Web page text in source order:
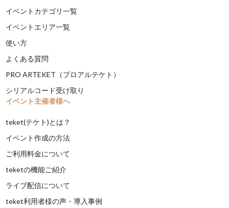
イベントカテゴリ一覧
イベントエリア一覧
使い方
よくある質問
PRO ARTEKET（プロアルテケト）
シリアルコード受け取り
イベント主催者様へ
teket(テケト)とは？
イベント作成の方法
ご利用料金について
teketの機能ご紹介
ライブ配信について
teket利用者様の声・導入事例